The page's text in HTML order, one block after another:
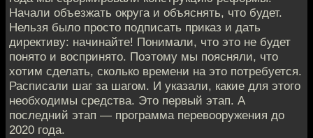
Начали объезжать округа и объяснять, что будет.
Нельзя было просто подписать приказ и дать
директиву: начинайте! Понимали, что это не будет
понято и воспринято. Поэтому мы поясняли, что
хотим сделать, сколько времени на это потребуется.
Расписали шаг за шагом. И указали, какие для этого
необходимы средства. Это первый этап. А
последний этап — программа перевооружения до
2020 года.